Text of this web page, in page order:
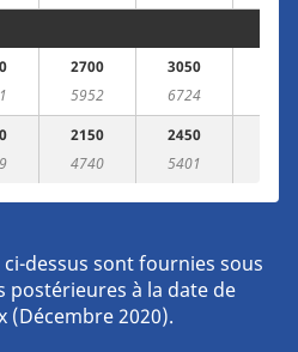
2700
5952
3050
6724
2150
4740
2450
5401
dessus sont fournies sous
postérieures à la date de
(Décembre 2020).